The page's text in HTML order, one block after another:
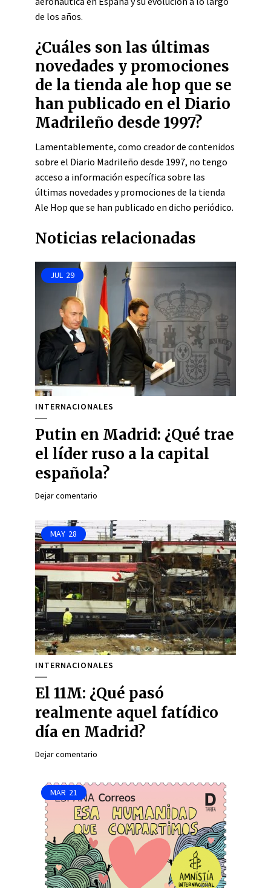
de los años.
¿Cuáles son las últimas
novedades y promociones
de la tienda ale hop que se
han publicado en el Diario
Madrileño desde 1997?
Lamentablemente, como creador de contenidos
sobre el Diario Madrileño desde 1997, no tengo
acceso a información específica sobre las
últimas novedades y promociones de la tienda
Ale Hop que se han publicado en dicho periódico.
Noticias relacionadas
JUL 29
INTERNACIONALES
Putin en Madrid: ¿Qué trae
el líder ruso a la capital
española?
Dejar comentario
MAY 28
INTERNACIONALES
El 11M: ¿Qué pasó
realmente aquel fatídico
día en Madrid?
Dejar comentario
MAR 21